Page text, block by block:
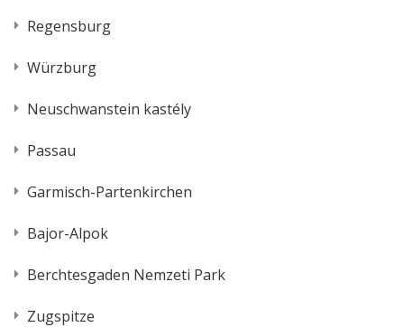
Regensburg
Würzburg
Neuschwanstein kastély
Passau
Garmisch-Partenkirchen
Bajor-Alpok
Berchtesgaden Nemzeti Park
Zugspitze